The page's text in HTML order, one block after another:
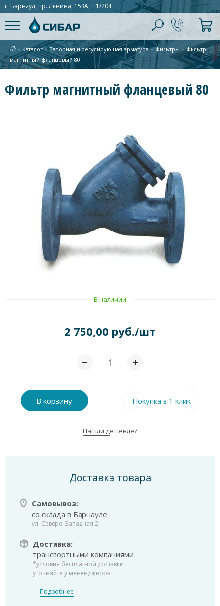
г. Барнаул, пр. Ленина, 158А, Н1/204
∙ Каталог ∙Запорная и регулирующая арматура ∙Фильтры ∙Фильтр
магнитный фланцевый 80
Фильтр магнитный фланцевый 80
В наличии
2 750,00 руб./шт
В корзину Покупка в 1 клик
Нашли дешевле?
Доставка товара
Самовывоз:
со склада в Барнауле
ул. Северо-Западная 2
Доставка:
транспортными компаниями
*условия бесплатной доставки
уточняйте у мененджеров
Подробнее